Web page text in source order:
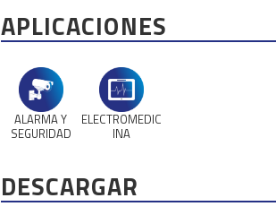
APLICACIONES
ALARMA Y
SEGURIDAD
ELECTROMEDIC
INA
DESCARGAR